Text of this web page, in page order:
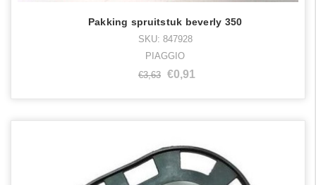
Pakking spruitstuk beverly 350
SKU: 847928
PIAGGIO
€3,63 €0,91